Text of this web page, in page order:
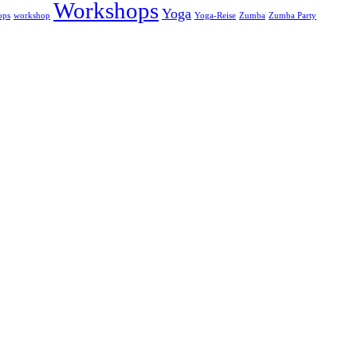
workshop Workshops Yoga Yoga-Reise Zumba Zumba Party